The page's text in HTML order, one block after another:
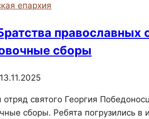
семьи,
любви
верности
епархия
сборы
13.11.2025
отряд святого Георгия
сборы. Ребята погрузились